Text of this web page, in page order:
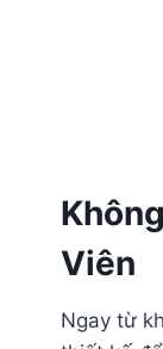
Viên
Ngay từ